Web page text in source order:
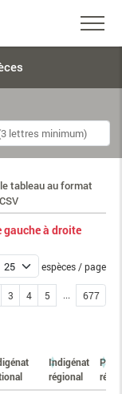
tableau au format
CSV
à droite
espèces / page
3 4 5 ... 677
Indigénat
régional